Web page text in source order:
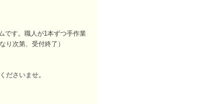
です。職人が1本ずつ手作業
り次第、受付終了）
さいませ。